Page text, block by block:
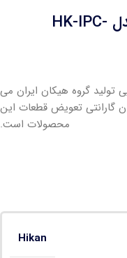
دوربین 6 مگاپیکسل هیکان مدل HK-IPC-
24 ماهه طلایی تولید گروه هیکان ایران می
گارانتی تعویض قطعات این
محصولات است.
Hikan